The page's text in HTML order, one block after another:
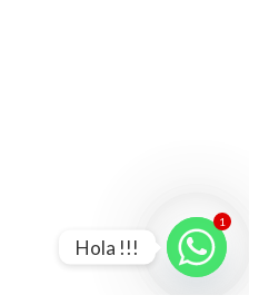
1
Hola !!!